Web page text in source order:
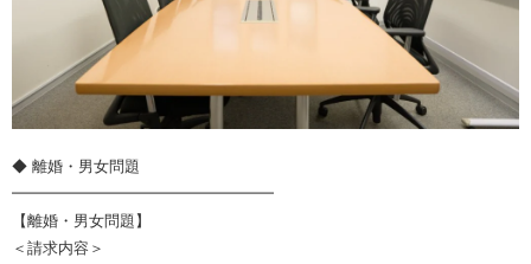
◆ 離婚・男女問題
━━━━━━━━━━━━━━━━━
【離婚・男女問題】
＜請求内容＞